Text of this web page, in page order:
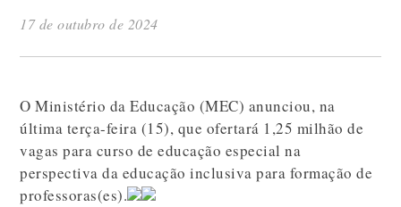
17 de outubro de 2024
O Ministério da Educação (MEC) anunciou, na
última terça-feira (15), que ofertará 1,25 milhão de
vagas para curso de educação especial na
perspectiva da educação inclusiva para formação de
professoras(es).